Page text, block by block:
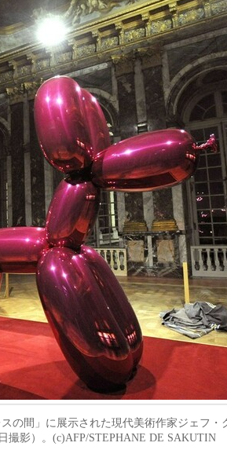
の間」に展示された現代美術作家ジェフ
撮影）。(c)AFP/STEPHANE DE SAKUTIN